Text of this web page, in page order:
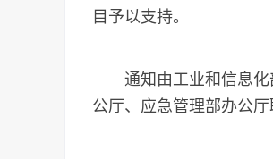
目予以支持。
通知由工业和信息化
公厅、应急管理部办公厅